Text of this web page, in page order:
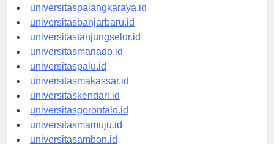
universitaspontianak.id
universitaspalangkaraya.id
universitasbanjarbaru.id
universitastanjungselor.id
universitasmanado.id
universitaspalu.id
universitasmakassar.id
universitaskendari.id
universitasgorontalo.id
universitasmamuju.id